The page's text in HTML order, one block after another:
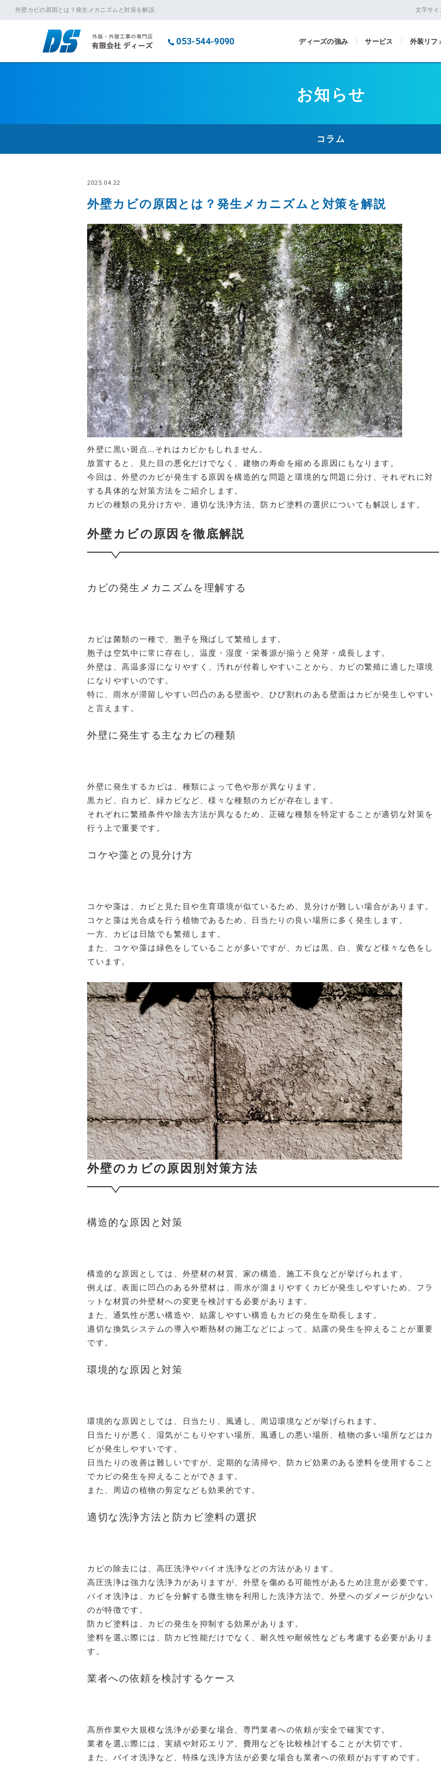
外壁カビの原因とは？発生メカニズムと対策を解説 文字サイ
053-544-9090 ディーズの強み サービス 外装リフ
お知らせ
コラム
2025.04.22
外壁カビの原因とは？発生メカニズムと対策を解説
外壁に黒い斑点…それはカビかもしれません。
放置すると、見た目の悪化だけでなく、建物の寿命を縮める原因にもなります。
今回は、外壁のカビが発生する原因を構造的な問題と環境的な問題に分け、それぞれに対
する具体的な対策方法をご紹介します。
カビの種類の見分け方や、適切な洗浄方法、防カビ塗料の選択についても解説します。
外壁カビの原因を徹底解説
カビの発生メカニズムを理解する
カビは菌類の一種で、胞子を飛ばして繁殖します。
胞子は空気中に常に存在し、温度・湿度・栄養源が揃うと発芽・成長します。
外壁は、高温多湿になりやすく、汚れが付着しやすいことから、カビの繁殖に適した環境
になりやすいのです。
特に、雨水が滞留しやすい凹凸のある壁面や、ひび割れのある壁面はカビが発生しやすい
と言えます。
外壁に発生する主なカビの種類
外壁に発生するカビは、種類によって色や形が異なります。
黒カビ、白カビ、緑カビなど、様々な種類のカビが存在します。
それぞれに繁殖条件や除去方法が異なるため、正確な種類を特定することが適切な対策を
行う上で重要です。
コケや藻との見分け方
コケや藻は、カビと見た目や生育環境が似ているため、見分けが難しい場合があります。
コケと藻は光合成を行う植物であるため、日当たりの良い場所に多く発生します。
一方、カビは日陰でも繁殖します。
また、コケや藻は緑色をしていることが多いですが、カビは黒、白、黄など様々な色をし
ています。
外壁のカビの原因別対策方法
構造的な原因と対策
構造的な原因としては、外壁材の材質、家の構造、施工不良などが挙げられます。
例えば、表面に凹凸のある外壁材は、雨水が溜まりやすくカビが発生しやすいため、フラ
ットな材質の外壁材への変更を検討する必要があります。
また、通気性が悪い構造や、結露しやすい構造もカビの発生を助長します。
適切な換気システムの導入や断熱材の施工などによって、結露の発生を抑えることが重要
です。
環境的な原因と対策
環境的な原因としては、日当たり、風通し、周辺環境などが挙げられます。
日当たりが悪く、湿気がこもりやすい場所、風通しの悪い場所、植物の多い場所などはカ
ビが発生しやすいです。
日当たりの改善は難しいですが、定期的な清掃や、防カビ効果のある塗料を使用すること
でカビの発生を抑えることができます。
また、周辺の植物の剪定なども効果的です。
適切な洗浄方法と防カビ塗料の選択
カビの除去には、高圧洗浄やバイオ洗浄などの方法があります。
高圧洗浄は強力な洗浄力がありますが、外壁を傷める可能性があるため注意が必要です。
バイオ洗浄は、カビを分解する微生物を利用した洗浄方法で、外壁へのダメージが少ない
のが特徴です。
防カビ塗料は、カビの発生を抑制する効果があります。
塗料を選ぶ際には、防カビ性能だけでなく、耐久性や耐候性なども考慮する必要がありま
す。
業者への依頼を検討するケース
高所作業や大規模な洗浄が必要な場合、専門業者への依頼が安全で確実です。
業者を選ぶ際には、実績や対応エリア、費用などを比較検討することが大切です。
また、バイオ洗浄など、特殊な洗浄方法が必要な場合も業者への依頼がおすすめです。